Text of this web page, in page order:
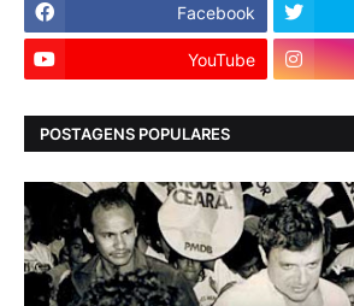
Facebook
YouTube
POSTAGENS POPULARES